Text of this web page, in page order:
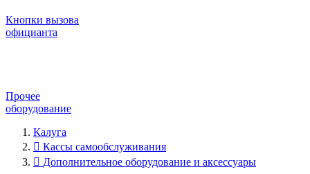
Кнопки вызова
официанта
Прочее
оборудование
Калуга
Кассы самообслуживания
Дополнительное оборудование и аксессуары